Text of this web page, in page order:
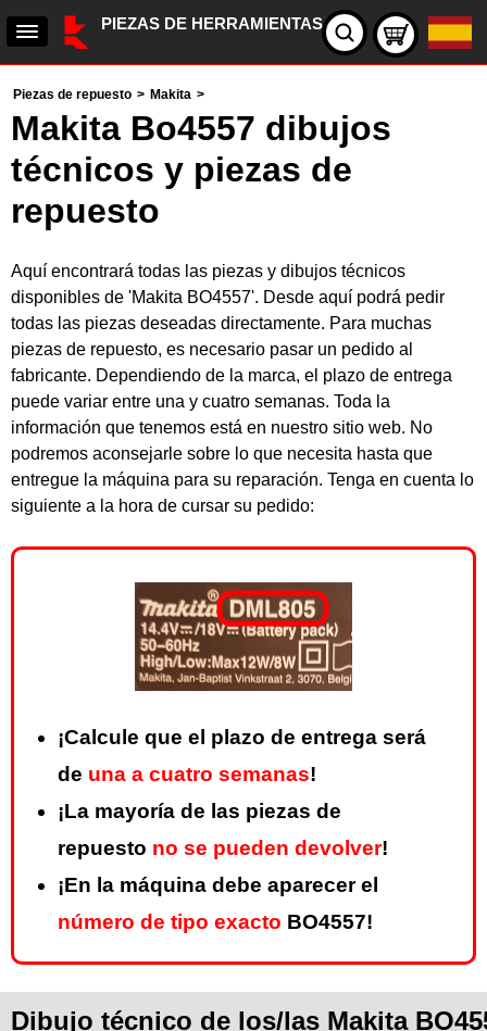
PIEZAS DE HERRAMIENTAS
Piezas de repuesto > Makita >
Makita Bo4557 dibujos
técnicos y piezas de
repuesto
Aquí encontrará todas las piezas y dibujos técnicos
disponibles de 'Makita BO4557'. Desde aquí podrá pedir
todas las piezas deseadas directamente. Para muchas
piezas de repuesto, es necesario pasar un pedido al
fabricante. Dependiendo de la marca, el plazo de entrega
puede variar entre una y cuatro semanas. Toda la
información que tenemos está en nuestro sitio web. No
podremos aconsejarle sobre lo que necesita hasta que
entregue la máquina para su reparación. Tenga en cuenta lo
siguiente a la hora de cursar su pedido:
¡Calcule que el plazo de entrega será
de una a cuatro semanas!
¡La mayoría de las piezas de
repuesto no se pueden devolver!
¡En la máquina debe aparecer el
número de tipo exacto BO4557!
Dibujo técnico de los/las Makita